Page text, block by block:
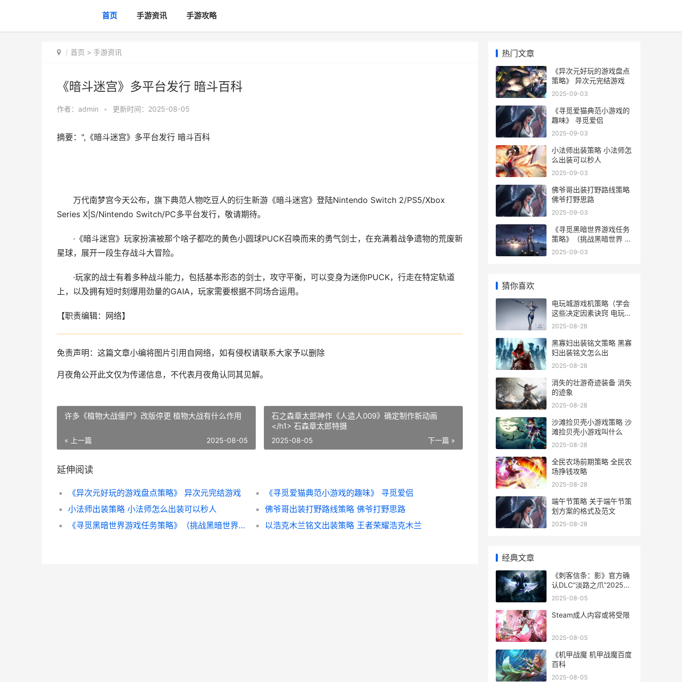
首页 手游资讯 手游攻略
首页 > 手游资讯
《暗斗迷宫》多平台发行 暗斗百科
作者： admin • 更新时间：2025-08-05
摘要：",《暗斗迷宫》多平台发行 暗斗百科
万代南梦宫今天公布，旗下典范人物吃豆人的衍生新游《暗斗迷宫》登陆Nintendo Switch 2/PS5/Xbox
Series X|S/Nintendo Switch/PC多平台发行，敬请期待。
·《暗斗迷宫》玩家扮演被那个啥子都吃的黄色小圆球PUCK召唤而来的勇气剑士，在充满着战争遗物的荒废新
星球，展开一段生存战斗大冒险。
·玩家的战士有着多种战斗能力，包括基本形态的剑士，攻守平衡，可以变身为迷你PUCK，行走在特定轨道
上，以及拥有短时刻爆用劲量的GAIA，玩家需要根据不同场合运用。
【职责编辑：网络】
免责声明：这篇文章小编将图片引用自网络，如有侵权请联系大家予以删除
月夜角公开此文仅为传递信息，不代表月夜角认同其见解。
许多《植物大战僵尸》改版停更 植物大战有什么作用
« 上一篇 2025-08-05
石之森章太郎神作《人造人009》确定制作新动画
</h1> 石森章太郎特摄
下一篇 »
2025-08-05
延伸阅读
《异次元好玩的游戏盘点策略》 异次元完结游戏
《寻觅爱猫典范小游戏的趣味》 寻觅爱侣
小法师出装策略 小法师怎么出装可以秒人
佛爷哥出装打野路线策略 佛爷打野思路
《寻觅黑暗世界游戏任务策略》（挑战黑暗世界 突破黑暗寻觅光明
以浩克木兰铭文出装策略 王者荣耀浩克木兰
热门文章
《异次元好玩的游戏盘点
策略》 异次元完结游戏
2025-09-03
《寻觅爱猫典范小游戏的
趣味》 寻觅爱侣
2025-09-03
小法师出装策略 小法师怎
么出装可以秒人
2025-09-03
佛爷哥出装打野路线策略
佛爷打野思路
2025-09-03
《寻觅黑暗世界游戏任务
策略》（挑战黑暗世界 突
破黑暗寻觅光明
2025-09-03
猜你喜欢
电玩城游戏机策略（学会
这些决定因素诀窍 电玩城
里的游戏机怎么玩
2025-08-28
黑寡妇出装铭文策略 黑寡
妇出装铭文怎么出
2025-08-28
消失的壮游奇迹装备 消失
的迹象
2025-08-28
沙滩捡贝壳小游戏策略 沙
滩捡贝壳小游戏叫什么
2025-08-28
全民农场前期策略 全民农
场挣钱攻略
2025-08-28
端午节策略 关于端午节策
划方案的格式及范文
2025-08-28
经典文章
《刺客信条：影》官方确
认DLC“淡路之爪”2025年
Q2推出 刺客信条影今井
2025-08-05
Steam成人内容或将受限
2025-08-05
《机甲战魔 机甲战魔百度
百科
2025-08-05